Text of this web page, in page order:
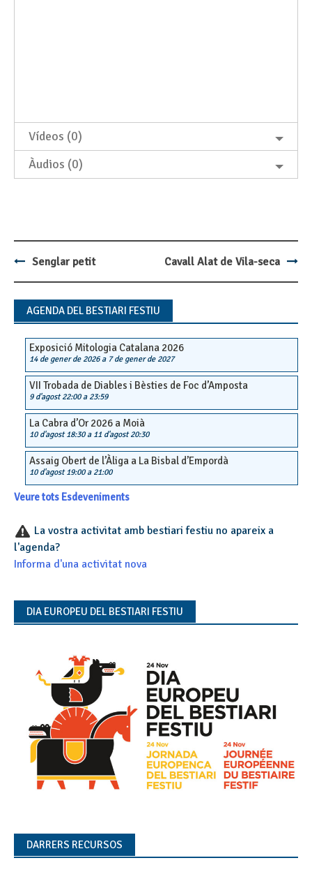
Vídeos (0)
Àudios (0)
Post
navigation
Senglar petit Cavall Alat de Vila-seca
AGENDA DEL BESTIARI FESTIU
Exposició Mitologia Catalana 2026
14 de gener de 2026a 7 de gener de 2027
VII Trobada de Diables i Bèsties de Foc d’Amposta
9 d'agost 22:00a 23:59
La Cabra d’Or 2026 a Moià
10 d'agost 18:30a 11 d'agost 20:30
Assaig Obert de l’Àliga a La Bisbal d’Empordà
10 d'agost 19:00a 21:00
Veure tots Esdeveniments
La vostra activitat amb bestiari festiu no apareix a
l'agenda?
Informa d'una activitat nova
DIA EUROPEU DEL BESTIARI FESTIU
DARRERS RECURSOS